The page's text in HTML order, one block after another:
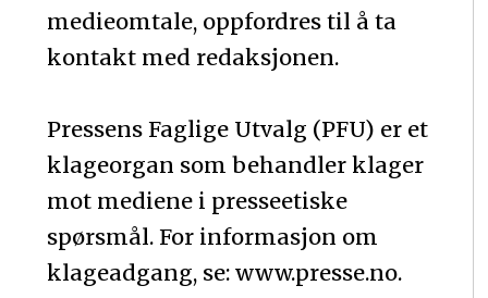
medieomtale, oppfordres til å ta
kontakt med redaksjonen.
Pressens Faglige Utvalg (PFU) er et
klageorgan som behandler klager
mot mediene i presseetiske
spørsmål. For informasjon om
klageadgang, se: www.presse.no.